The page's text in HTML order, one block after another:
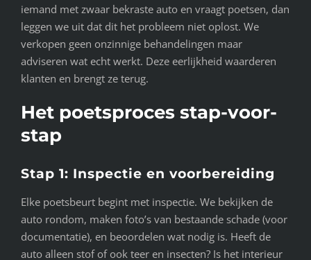
iemand met zwaar bekraste auto en vraagt poetsen, dan
leggen we uit dat dit het probleem niet oplost. We
verkopen geen onzinnige behandelingen maar
adviseren wat echt werkt. Deze eerlijkheid waarderen
klanten en brengt ze terug.
Het poetsproces stap-voor-
stap
Stap 1: Inspectie en voorbereiding
Elke poetsbeurt begint met inspectie. We bekijken de
auto rondom, maken foto’s van bestaande schade (voor
documentatie), en beoordelen wat nodig is. Heeft de
auto alleen stof of ook teer en insecten? Is het interieur